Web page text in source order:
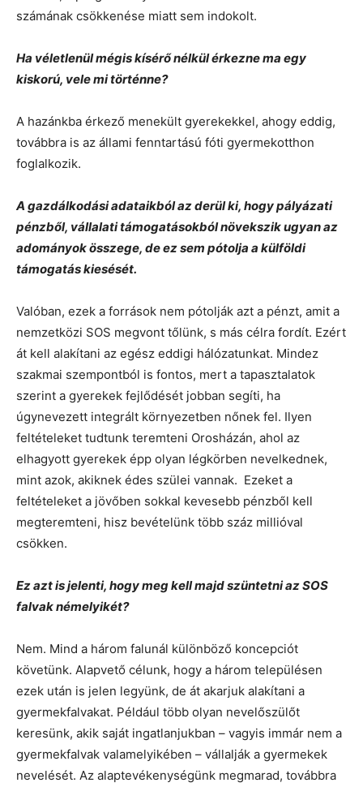
számának csökkenése miatt sem indokolt.
Ha véletlenül mégis kísérő nélkül érkezne ma egy
kiskorú, vele mi történne?
A hazánkba érkező menekült gyerekekkel, ahogy eddig,
továbbra is az állami fenntartású fóti gyermekotthon
foglalkozik.
A gazdálkodási adataikból az derül ki, hogy pályázati
pénzből, vállalati támogatásokból növekszik ugyan az
adományok összege, de ez sem pótolja a külföldi
támogatás kiesését.
Valóban, ezek a források nem pótolják azt a pénzt, amit a
nemzetközi SOS megvont tőlünk, s más célra fordít. Ezért
át kell alakítani az egész eddigi hálózatunkat. Mindez
szakmai szempontból is fontos, mert a tapasztalatok
szerint a gyerekek fejlődését jobban segíti, ha
úgynevezett integrált környezetben nőnek fel. Ilyen
feltételeket tudtunk teremteni Orosházán, ahol az
elhagyott gyerekek épp olyan légkörben nevelkednek,
mint azok, akiknek édes szülei vannak. Ezeket a
feltételeket a jövőben sokkal kevesebb pénzből kell
megteremteni, hisz bevételünk több száz millióval
csökken.
Ez azt is jelenti, hogy meg kell majd szüntetni az SOS
falvak némelyikét?
Nem. Mind a három falunál különböző koncepciót
követünk. Alapvető célunk, hogy a három településen
ezek után is jelen legyünk, de át akarjuk alakítani a
gyermekfalvakat. Például több olyan nevelőszülőt
keresünk, akik saját ingatlanjukban – vagyis immár nem a
gyermekfalvak valamelyikében – vállalják a gyermekek
nevelését. Az alaptevékenységünk megmarad, továbbra